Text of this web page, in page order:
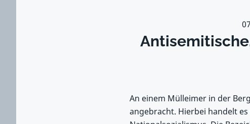
An einem Mülleimer in der
angebracht. Hierbei handelt